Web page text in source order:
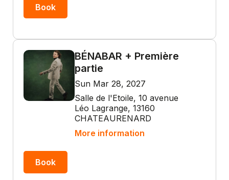
Book
BÉNABAR + Première
partie
Sun Mar 28, 2027
Salle de l'Etoile, 10 avenue
Léo Lagrange, 13160
CHATEAURENARD
More information
Book